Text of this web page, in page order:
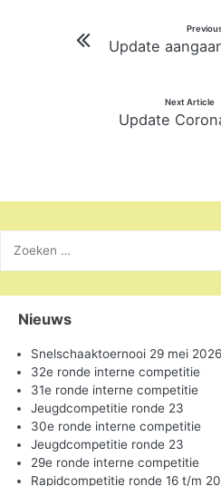
navigatie
Update
Next Article
Update
naar:
Nieuws
Snelschaaktoernooi 29 mei 2026
32e ronde interne competitie
31e ronde interne competitie
Jeugdcompetitie ronde 23
30e ronde interne competitie
Jeugdcompetitie ronde 23
29e ronde interne competitie
Rapidcompetitie ronde 16 t/m 20